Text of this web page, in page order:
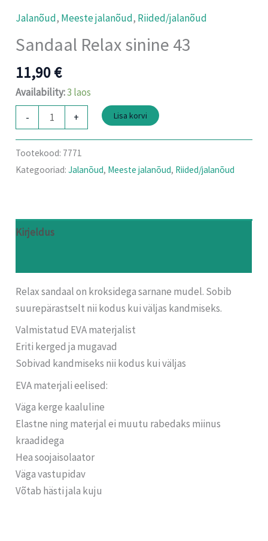
Jalanõud, Meeste jalanõud, Riided/jalanõud
Sandaal Relax sinine 43
11,90€
Availability:3 laos
-
+ Lisa korvi
Tootekood: 7771
Kategooriad:Jalanõud, Meeste jalanõud, Riided/jalanõud
Kirjeldus
Relax sandaal on kroksidega sarnane mudel. Sobib
suurepärastselt nii kodus kui väljas kandmiseks.
Valmistatud EVA materjalist
Eriti kerged ja mugavad
Sobivad kandmiseks nii kodus kui väljas
EVA materjali eelised:
Väga kerge kaaluline
Elastne ning materjal ei muutu rabedaks miinus
kraadidega
Hea soojaisolaator
Väga vastupidav
Võtab hästi jala kuju